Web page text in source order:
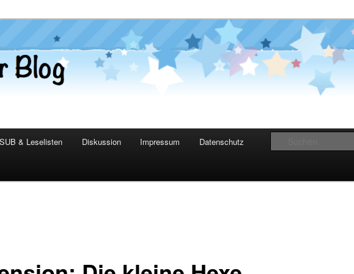
Blog
SUB & Leselisten Diskussion Impressum Datenschutz